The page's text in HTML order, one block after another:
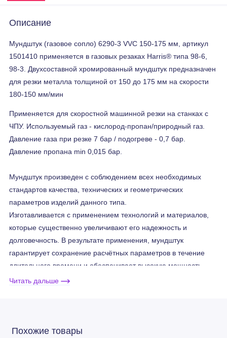
Описание
Мундштук (газовое сопло) 6290-3 VVC 150-175 мм, артикул
1501410 применяется в газовых резаках Harris® типа 98-6,
98-3. Двухсоставной хромированный мундштук предназначен
для резки металла толщиной от 150 до 175 мм на скорости
180-150 мм/мин
Применяется для скоростной машинной резки на станках с
ЧПУ. Используемый газ - кислород-пропан/природный газ.
Давление газа при резке 7 бар / подогреве - 0,7 бар.
Давление пропана min 0,015 бар.
Мундштук произведен с соблюдением всех необходимых
стандартов качества, технических и геометрических
параметров изделий данного типа.
Изготавливается с применением технологий и материалов,
которые существенно увеличивают его надежность и
долговечность. В результате применения, мундштук
гарантирует сохранение расчётных параметров в течение
длительного времени и обеспечивает высокую мощность
работы оборудования.
Читать дальше
Похожие товары